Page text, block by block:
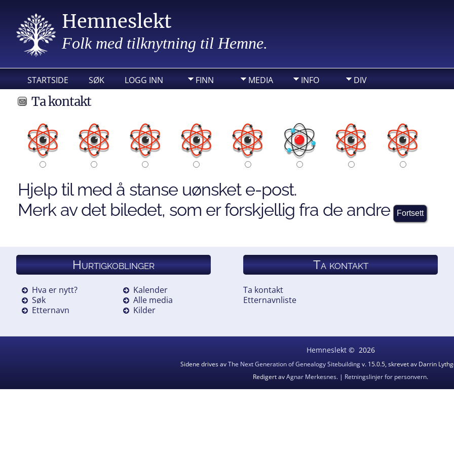
Hemneslekt
Folk med tilknytning til Hemne.
STARTSIDE SØK LOGG INN FINN MEDIA INFO DIV
Ta kontakt
Hjelp til med å stanse uønsket e-post.
Merk av det biledet, som er forskjellig fra de andre
Hurtigkoblinger
Hva er nytt?
Søk
Etternavn
Kalender
Alle media
Kilder
Ta kontakt
Ta kontakt
Etternavnliste
Hemneslekt© 2026
Sidene drives avThe Next Generation of Genealogy Sitebuildingv. 15.0.5, skrevet av Darrin
Redigert avAgnar Merkesnes. | Retningslinjer for personvern.